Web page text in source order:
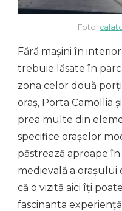
Foto:
Fără mașini în
trebuie lăsate în
zona celor două
oraș, Porta Camollia
prea multe din
specifice orașelor
păstrează aproape
medievală a orașului
că o vizită aici îți
fascinanta